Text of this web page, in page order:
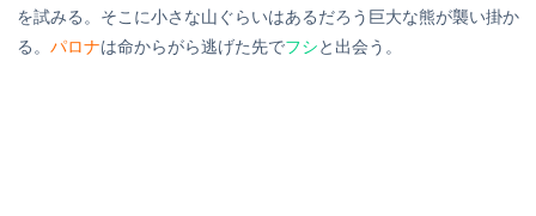
を試みる。そこに小さな山ぐらいはあるだろう巨大な熊が襲い掛か
る。 パロナは命からがら逃げた先でフシと出会う。